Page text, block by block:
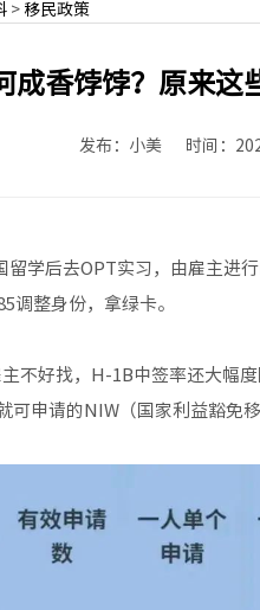
> 移民政策
成香饽饽？原来这
发布：小美 时间：
留学后去OPT实习，由雇主进
调整身份，拿绿卡。
不好找，H-1B中签率还大幅
可申请的NIW（国家利益豁免